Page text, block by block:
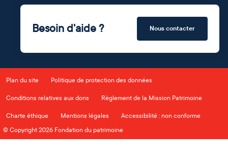
Besoin d'aide ? Nous contacter
Plan du site Politique de protection des données
Conditions relatives aux dons Règlement de la Mission Patrimoine
Charte éthique Mentions légales
Accessibilité : non conforme
© Copyright 2026 Fondation du patrimoine